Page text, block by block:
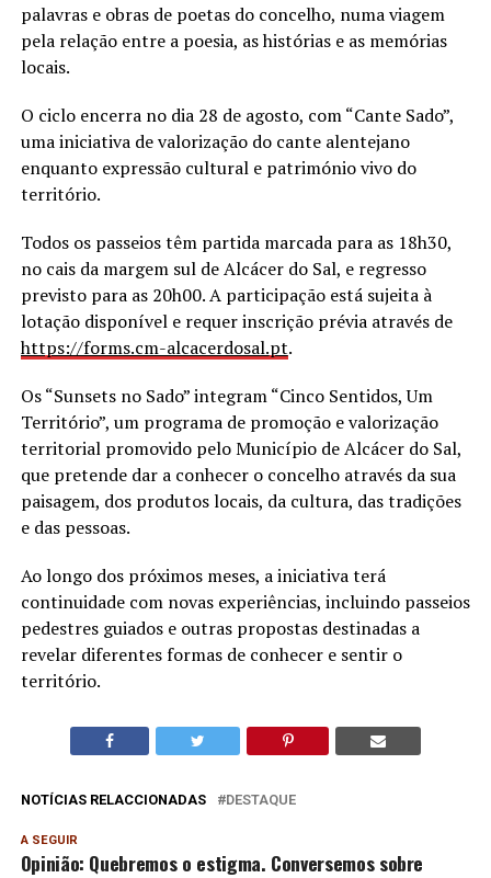
palavras e obras de poetas do concelho, numa viagem
pela relação entre a poesia, as histórias e as memórias
locais.
O ciclo encerra no dia 28 de agosto, com “Cante Sado”,
uma iniciativa de valorização do cante alentejano
enquanto expressão cultural e património vivo do
território.
Todos os passeios têm partida marcada para as 18h30,
no cais da margem sul de Alcácer do Sal, e regresso
previsto para as 20h00. A participação está sujeita à
lotação disponível e requer inscrição prévia através de
https://forms.cm-alcacerdosal.pt.
Os “Sunsets no Sado” integram “Cinco Sentidos, Um
Território”, um programa de promoção e valorização
territorial promovido pelo Município de Alcácer do Sal,
que pretende dar a conhecer o concelho através da sua
paisagem, dos produtos locais, da cultura, das tradições
e das pessoas.
Ao longo dos próximos meses, a iniciativa terá
continuidade com novas experiências, incluindo passeios
pedestres guiados e outras propostas destinadas a
revelar diferentes formas de conhecer e sentir o
território.
NOTÍCIAS RELACCIONADAS DESTAQUE
A SEGUIR
Opinião: Quebremos o estigma. Conversemos sobre